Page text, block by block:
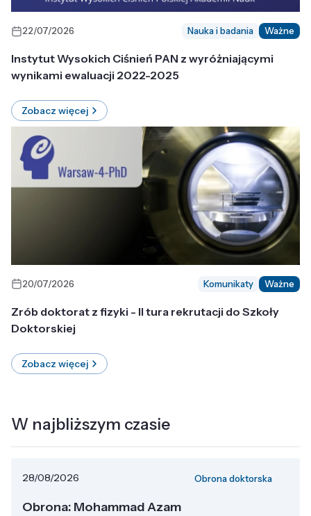
22/07/2026 Nauka i badania Ważne
Instytut Wysokich Ciśnień PAN z wyróżniającymi
wynikami ewaluacji 2022-2025
Zobacz więcej
20/07/2026 Komunikaty Ważne
Zrób doktorat z fizyki - II tura rekrutacji do Szkoły
Doktorskiej
Zobacz więcej
W najbliższym czasie
28/08/2026 Obrona doktorska
Obrona: Mohammad Azam